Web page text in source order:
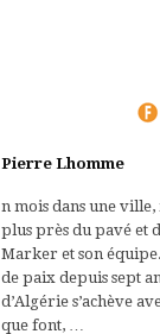
Pierre Lhomme
n mois dans une ville,
plus près du pavé et
Marker et son
de paix depuis sept
d’Algérie s’achève
que font, …